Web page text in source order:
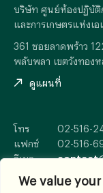
We value
บริษัท ศูนย์ห้องปฏิบัติ
และการเกษตรแห่งเ
361 ซอยลาดพร้าว
พลับพลา เขตวังทอง
ดูแผนที่
โทร
02-516-
แฟกซ์
02-516-
อีเมล